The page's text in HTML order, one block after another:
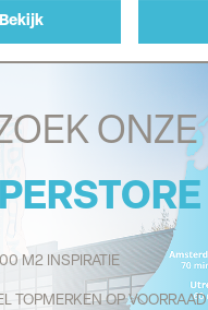
Bekijk
ONZE
M2 INSPIRATIE
TOPMERKEN OP VOORRAAD